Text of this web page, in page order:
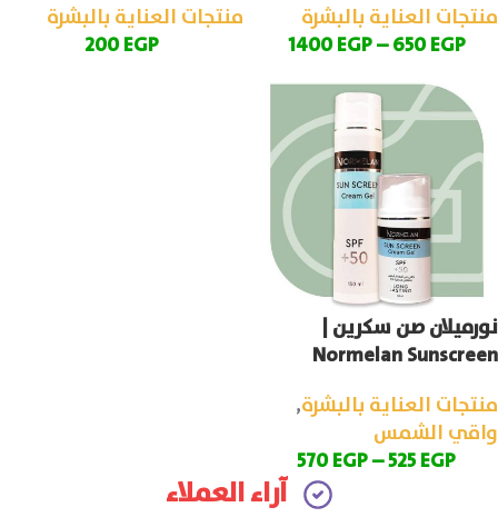
منتجات العناية بالبشرة
650EGP
–
1400EGP
منتجات العناية بالبشرة
200EGP
نورميلان صن سكرين |
Normelan Sunscreen
منتجات العناية بالبشرة,
واقي الشمس
525EGP
–
570EGP
آراء العملاء